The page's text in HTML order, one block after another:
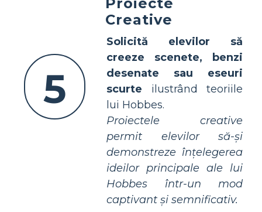
5
Creative
Solicită elevilor să
creeze scenete, benzi
desenate sau eseuri
scurte ilustrând teoriile
lui Hobbes.
Proiectele creative
permit elevilor să-și
demonstreze înțelegerea
ideilor principale ale lui
Hobbes într-un mod
captivant și semnificativ.